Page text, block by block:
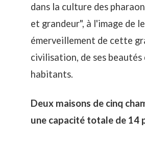
dans la culture des
et grandeur", à l'image de
émerveillement de cette
civilisation, de ses beautés
habitants.
Deux maisons de cinq
une capacité totale de 14